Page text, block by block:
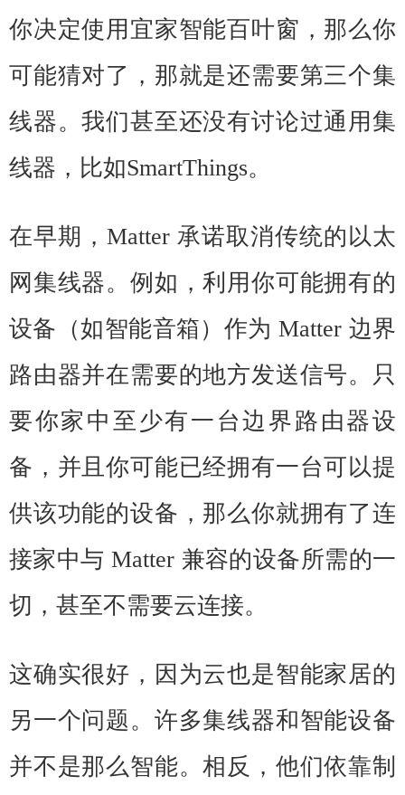
你决定使用宜家智能百叶窗，那么你
可能猜对了，那就是还需要第三个集
线器。我们甚至还没有讨论过通用集
线器，比如SmartThings。
在早期，Matter 承诺取消传统的以太
网集线器。例如，利用你可能拥有的
设备（如智能音箱）作为 Matter 边界
路由器并在需要的地方发送信号。只
要你家中至少有一台边界路由器设
备，并且你可能已经拥有一台可以提
供该功能的设备，那么你就拥有了连
接家中与 Matter 兼容的设备所需的一
切，甚至不需要云连接。
这确实很好，因为云也是智能家居的
另一个问题。许多集线器和智能设备
并不是那么智能。相反，他们依靠制